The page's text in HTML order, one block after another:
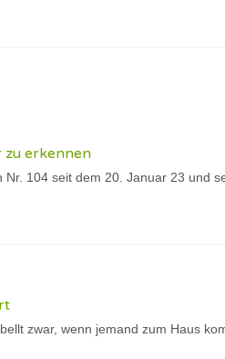
zu erkennen
104 seit dem 20. Januar 23 und
zwar, wenn jemand zum Haus